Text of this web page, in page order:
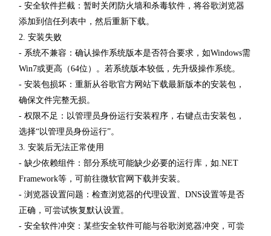
- 安全软件拦截：暂时关闭防火墙和杀毒软件，将谷歌浏览器
添加到信任列表中，然后重新下载。
2. 安装失败
- 系统不兼容：确认操作系统版本是否符合要求，如Windows需
Win7或更高（64位）。若系统版本较低，先升级操作系统。
- 安装包损坏：重新从谷歌官方网站下载最新版本的安装包，
确保文件完整无损。
- 权限不足：以管理员身份运行安装程序，右键点击安装包，
选择“以管理员身份运行”。
3. 安装后无法正常使用
- 缺少依赖组件：部分系统可能缺少必要的运行库，如.NET
Framework等，可前往微软官网下载并安装。
- 浏览器设置问题：检查浏览器的代理设置、DNS设置等是否
正确，可尝试恢复默认设置。
- 安全软件冲突：某些安全软件可能与谷歌浏览器冲突，可尝